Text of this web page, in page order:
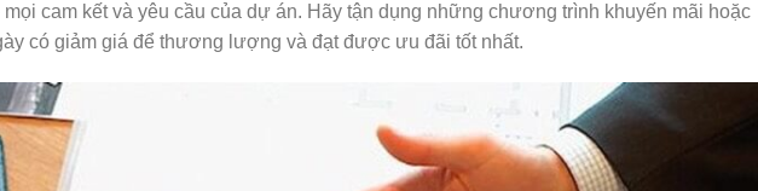
mọi cam kết và yêu cầu của dự án. Hãy tận dụng những chương trình khuyến mãi hoặc
có giảm giá để thương lượng và đạt được ưu đãi tốt nhất.